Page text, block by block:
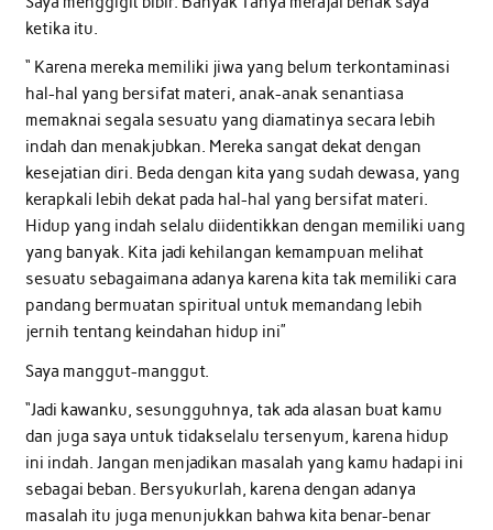
ketika itu.
“ Karena mereka memiliki jiwa yang belum terkontaminasi
hal-hal yang bersifat materi, anak-anak senantiasa
memaknai segala sesuatu yang diamatinya secara lebih
indah dan menakjubkan. Mereka sangat dekat dengan
kesejatian diri. Beda dengan kita yang sudah dewasa, yang
kerapkali lebih dekat pada hal-hal yang bersifat materi.
Hidup yang indah selalu diidentikkan dengan memiliki uang
yang banyak. Kita jadi kehilangan kemampuan melihat
sesuatu sebagaimana adanya karena kita tak memiliki cara
pandang bermuatan spiritual untuk memandang lebih
jernih tentang keindahan hidup ini”
Saya manggut-manggut.
“Jadi kawanku, sesungguhnya, tak ada alasan buat kamu
dan juga saya untuk tidakselalu tersenyum, karena hidup
ini indah. Jangan menjadikan masalah yang kamu hadapi ini
sebagai beban. Bersyukurlah, karena dengan adanya
masalah itu juga menunjukkan bahwa kita benar-benar